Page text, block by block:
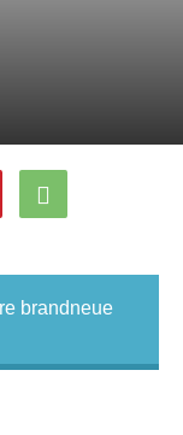
brandneue